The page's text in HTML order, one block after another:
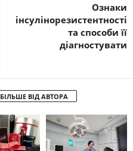
Ознаки
інсулінорезистентності
та способи її
діагностувати
БІЛЬШЕ ВІД АВТОРА